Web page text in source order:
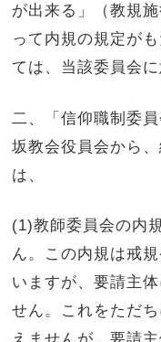
が出来る」（教規
って内規の規定が
ては、当該委員会
二、「信仰職制委
坂教会役員会から
は、
(1)教師委員会の内
ん。この内規は戒
いますが、要請主
せん。これをただ